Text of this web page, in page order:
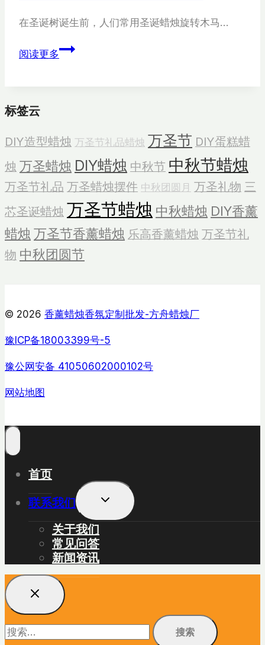
在圣诞树诞生前，人们常用圣诞蜡烛旋转木马…
阅读更多自
烛
旋
转
木
马
称
标签云
DIY造型蜡烛 万圣节礼品蜡烛 万圣节 DIY蛋糕蜡
烛 万圣蜡烛 DIY蜡烛 中秋节 中秋节蜡烛
万圣节礼品 万圣蜡烛摆件 中秋团圆月 万圣礼物 三
芯圣诞蜡烛 万圣节蜡烛 中秋蜡烛 DIY香薰
蜡烛 万圣节香薰蜡烛 乐高香薰蜡烛 万圣节礼
物 中秋团圆节
© 2026 香薰蜡烛香氛定制批发-方舟蜡烛厂
豫ICP备18003399号-5
豫公网安备 41050602000102号
网站地图
首页
联系我们
展
子
单
关于我们
常见问答
新闻资讯
搜
索：